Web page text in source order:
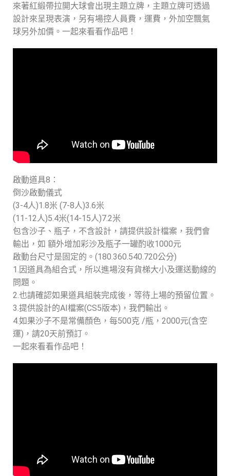
來著紅緞帶拉開大球會出現主題立牌，主題立牌可透過
設計來呈現表演，另有場控人員費，運費，外加空飄氣
球另外加價。一起來看看作品吧！
啟動道具8：
倒沙啟動儀式
(3-4人)1.8米 (7-8人)3.6米
(11-12人)5.4米(14-15人)7.2米
包含沙子、瓶子，不含設計，請提供設計檔案，我們會
輸出，如 額外增加彩沙及瓶子一罐酌收1000元
啟動台尺寸是固定的。(180.360.540.720公分)
1.因道具為組合式，所以進場沒有貨梯大小及運送動線的
問題。
2.也請確認如果道具組裝完成後，等待上場的預留位置。
3.提供設計的AI檔案(CS5版本)，我們輸出。
4.如果沙子不是常備顏色，每500克 /瓶，2000元(含空
運)，請20天前預訂。
一起來看看作品吧！